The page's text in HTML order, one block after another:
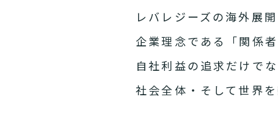
レバレジーズの海外展開
企業理念である「関係
自社利益の追求だけで
社会全体・そして世界